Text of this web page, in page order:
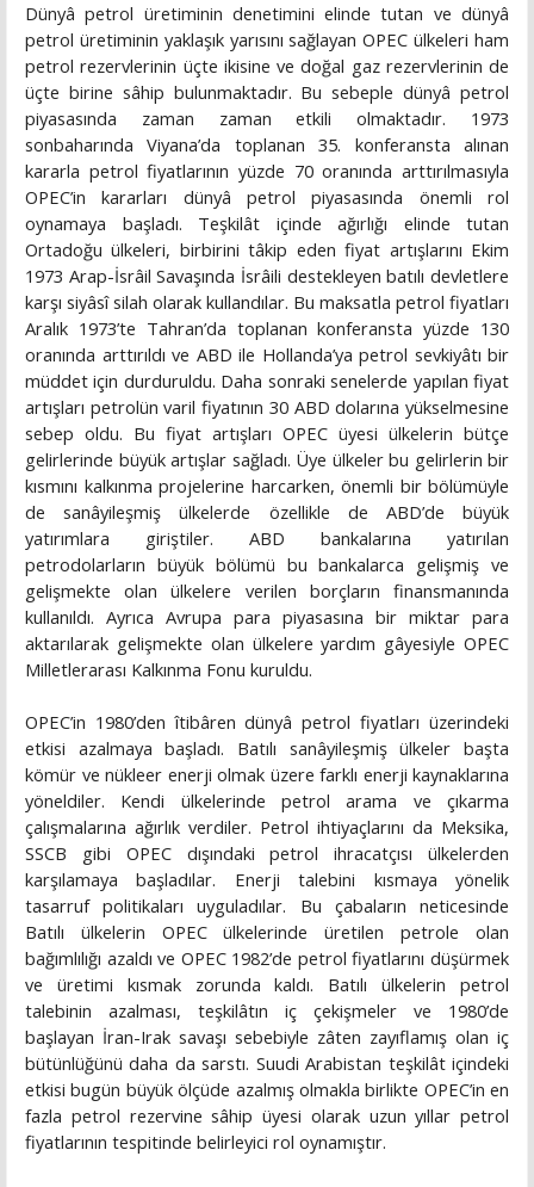
Dünyâ petrol üretiminin denetimini elinde tutan ve dünyâ
petrol üretiminin yaklaşık yarısını sağlayan OPEC ülkeleri ham
petrol rezervlerinin üçte ikisine ve doğal gaz rezervlerinin de
üçte birine sâhip bulunmaktadır. Bu sebeple dünyâ petrol
piyasasında zaman zaman etkili olmaktadır. 1973
sonbaharında Viyana’da toplanan 35. konferansta alınan
kararla petrol fiyatlarının yüzde 70 oranında arttırılmasıyla
OPEC’in kararları dünyâ petrol piyasasında önemli rol
oynamaya başladı. Teşkilât içinde ağırlığı elinde tutan
Ortadoğu ülkeleri, birbirini tâkip eden fiyat artışlarını Ekim
1973 Arap-İsrâil Savaşında İsrâili destekleyen batılı devletlere
karşı siyâsî silah olarak kullandılar. Bu maksatla petrol fiyatları
Aralık 1973’te Tahran’da toplanan konferansta yüzde 130
oranında arttırıldı ve ABD ile Hollanda’ya petrol sevkiyâtı bir
müddet için durduruldu. Daha sonraki senelerde yapılan fiyat
artışları petrolün varil fiyatının 30 ABD dolarına yükselmesine
sebep oldu. Bu fiyat artışları OPEC üyesi ülkelerin bütçe
gelirlerinde büyük artışlar sağladı. Üye ülkeler bu gelirlerin bir
kısmını kalkınma projelerine harcarken, önemli bir bölümüyle
de sanâyileşmiş ülkelerde özellikle de ABD’de büyük
yatırımlara giriştiler. ABD bankalarına yatırılan
petrodolarların büyük bölümü bu bankalarca gelişmiş ve
gelişmekte olan ülkelere verilen borçların finansmanında
kullanıldı. Ayrıca Avrupa para piyasasına bir miktar para
aktarılarak gelişmekte olan ülkelere yardım gâyesiyle OPEC
Milletlerarası Kalkınma Fonu kuruldu.
OPEC’in 1980’den îtibâren dünyâ petrol fiyatları üzerindeki
etkisi azalmaya başladı. Batılı sanâyileşmiş ülkeler başta
kömür ve nükleer enerji olmak üzere farklı enerji kaynaklarına
yöneldiler. Kendi ülkelerinde petrol arama ve çıkarma
çalışmalarına ağırlık verdiler. Petrol ihtiyaçlarını da Meksika,
SSCB gibi OPEC dışındaki petrol ihracatçısı ülkelerden
karşılamaya başladılar. Enerji talebini kısmaya yönelik
tasarruf politikaları uyguladılar. Bu çabaların neticesinde
Batılı ülkelerin OPEC ülkelerinde üretilen petrole olan
bağımlılığı azaldı ve OPEC 1982’de petrol fiyatlarını düşürmek
ve üretimi kısmak zorunda kaldı. Batılı ülkelerin petrol
talebinin azalması, teşkilâtın iç çekişmeler ve 1980’de
başlayan İran-Irak savaşı sebebiyle zâten zayıflamış olan iç
bütünlüğünü daha da sarstı. Suudi Arabistan teşkilât içindeki
etkisi bugün büyük ölçüde azalmış olmakla birlikte OPEC’in en
fazla petrol rezervine sâhip üyesi olarak uzun yıllar petrol
fiyatlarının tespitinde belirleyici rol oynamıştır.